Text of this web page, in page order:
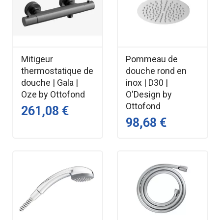
Mitigeur
thermostatique de
douche | Gala |
Oze by Ottofond
261,08 €
Pommeau de
douche rond en
inox | D30 |
O'Design by
Ottofond
98,68 €